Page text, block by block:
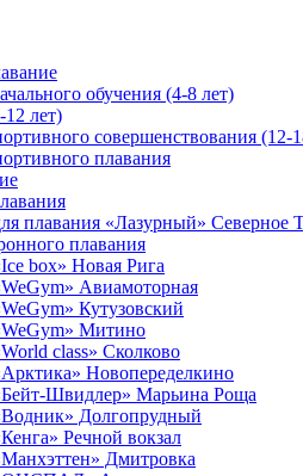
обучения (4-8 лет)
лет)
совершенствования (12-
плавания
плавания «Лазурный» Северное
плавания
box» Новая Рига
Авиамоторная
Кутузовский
Митино
class» Сколково
Новопеределкино
Швидлер» Марьина Роща
Долгопрудный
Речной вокзал
Дмитровка